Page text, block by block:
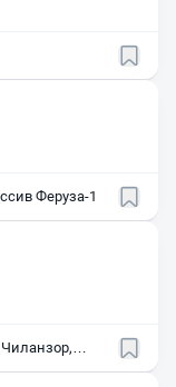
Феруза-1